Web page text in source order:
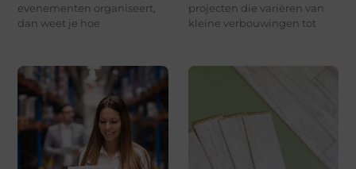
evenementen organiseert,
dan weet je hoe
projecten die variëren van
kleine verbouwingen tot